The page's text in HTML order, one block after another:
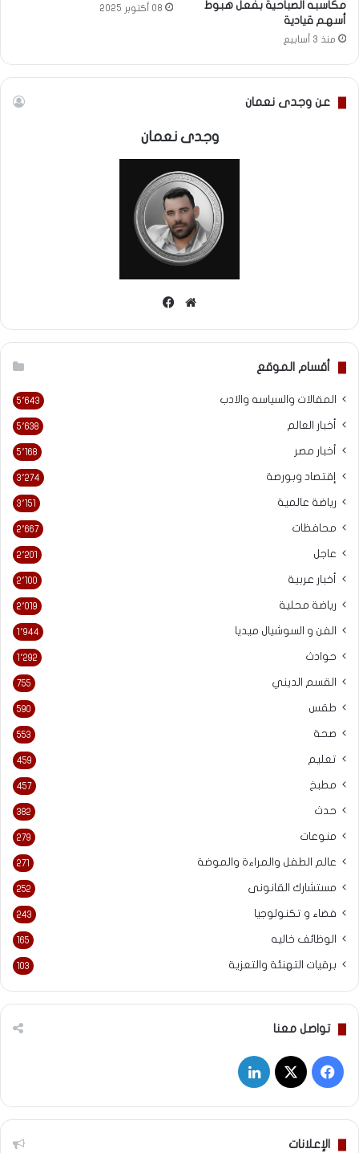
مكاسبه الصباحية بفعل هبوط
أسهم قيادية
منذ 3 أسابيع
08 أكتوبر 2025
عن وجدى نعمان
وجدى نعمان
موقع
أقسام الموقع
المقالات والسياسه والادب 5٬643
أخبار العالم 5٬638
أخبار مصر 5٬168
إقتصاد وبورصة 3٬274
رياضة عالمية 3٬151
محافظات 2٬667
عاجل 2٬201
أخبار عربية 2٬100
رياضة محلية 2٬019
الفن و السوشيال ميديا 1٬944
حوادث 1٬292
القسم الديني 755
طقس 590
صحة 553
تعليم 459
مطبخ 457
حدث 382
منوعات 279
عالم الطفل والمراءة والموضة 271
مستشارك القانونى 252
فضاء و تكنولوجيا 243
الوظائف خاليه 165
برقيات التهنئة والتعزية 103
تواصل معنا
فيسبوك
‫X لينكدإن
الإعلانات